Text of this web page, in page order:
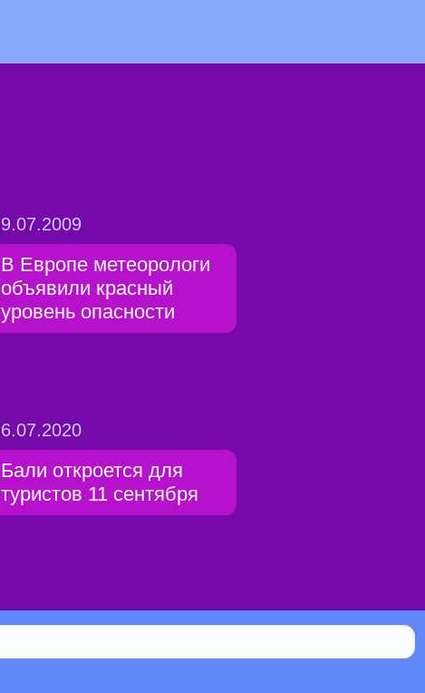
9.07.2009
В Европе метеорологи
объявили красный
уровень опасности
6.07.2020
Бали откроется для
туристов 11 сентября